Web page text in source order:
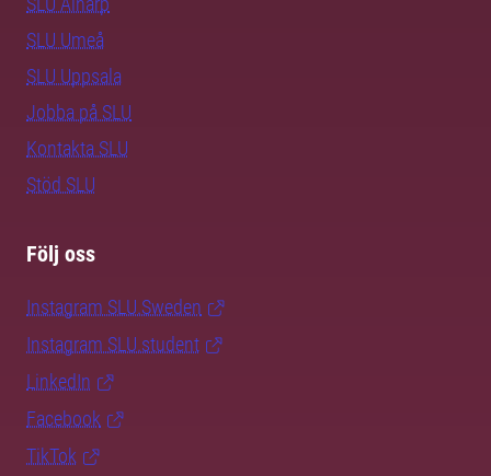
SLU Umeå
SLU Uppsala
Jobba på SLU
Kontakta SLU
Stöd SLU
Följ oss
Instagram SLU.Sweden
Instagram SLU.student
LinkedIn
Facebook
TikTok